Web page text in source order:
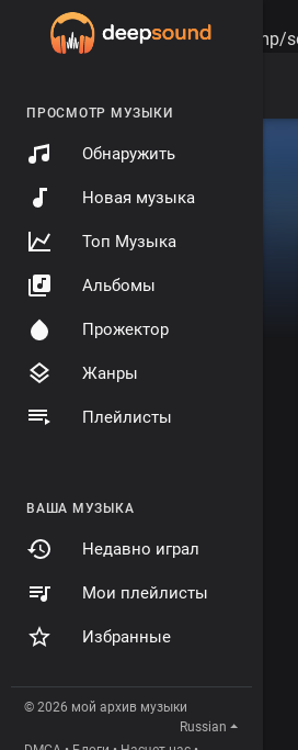
Warning: session_start(): open(/tmp/
ПРОСМОТР МУЗЫКИ
Обнаружить
Новая музыка
Топ Музыка
Альбомы
Прожектор
Жанры
Плейлисты
ВАША МУЗЫКА
Недавно играл
Мои плейлисты
Избранные
© 2026 мой архив музыки
Russian